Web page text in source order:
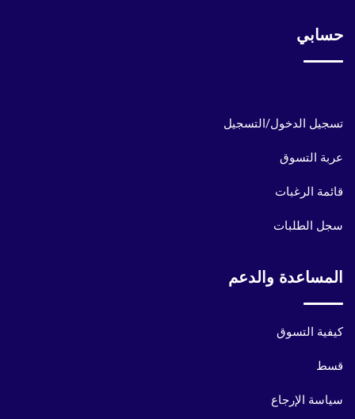
حسابي
تسجيل الدخول/التسجيل
عربة التسوق
قائمة الرغبات
سجل الطلبات
المساعدة والدعم
كيفية التسوق
قسط
سياسة الإرجاع